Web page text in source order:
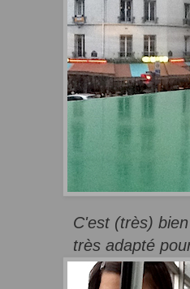
C'est (très)
très adapté